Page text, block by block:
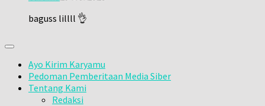
baguss lillll 👌
Ayo Kirim Karyamu
Pedoman Pemberitaan Media Siber
Tentang Kami
Redaksi